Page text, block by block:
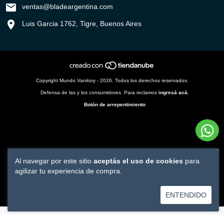
Al navegar por este sitio aceptás el uso de cookies para
agilizar tu experiencia de compra.
ENTENDIDO
ventas@bladeargentina.com
Luis Garcia 1762, Tigre, Buenos Aires
Copyright Mundo Vanitory - 2026. Todos los derechos reservados.
Defensa de las y los consumidores. Para reclamos ingresá acá.
Botón de arrepentimiento